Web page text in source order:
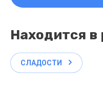
Находится в
СЛАДОСТИ